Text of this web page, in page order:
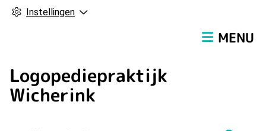
Instellingen
Logopediepraktijk
Wicherink
MENU